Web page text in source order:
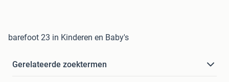
barefoot 23 in Kinderen en Baby's
Gerelateerde zoektermen